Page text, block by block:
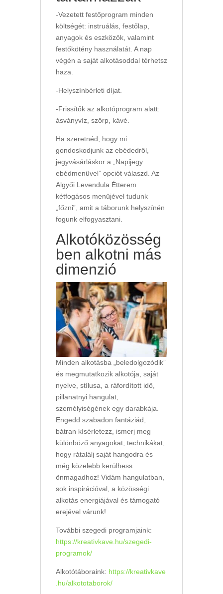
-Vezetett festőprogram minden
költségét: instruálás, festőlap,
anyagok és eszközök, valamint
festőkötény használatát. A nap
végén a saját alkotásoddal térhetsz
haza.
-Helyszínbérleti díjat.
-Frissítők az alkotóprogram alatt:
ásványvíz, szörp, kávé.
Ha szeretnéd, hogy mi
gondoskodjunk az ebédedről,
jegyvásárláskor a „Napijegy
ebédmenüvel” opciót válaszd. Az
Algyői Levendula Étterem
kétfogásos menüjével tudunk
„főzni”, amit a táborunk helyszínén
fogunk elfogyasztani.
Alkotóközösség
ben alkotni más
dimenzió
Minden alkotásba „beledolgozódik”
és megmutatkozik alkotója, saját
nyelve, stílusa, a ráfordított idő,
pillanatnyi hangulat,
személyiségének egy darabkája.
Engedd szabadon fantáziád,
bátran kísérletezz, ismerj meg
különböző anyagokat, technikákat,
hogy rátalálj saját hangodra és
még közelebb kerülhess
önmagadhoz! Vidám hangulatban,
sok inspirációval, a közösségi
alkotás energiájával és támogató
erejével várunk!
További szegedi programjaink:
https://kreativkave.hu/szegedi-
programok/
Alkotótáboraink: https://kreativkave
.hu/alkototaborok/